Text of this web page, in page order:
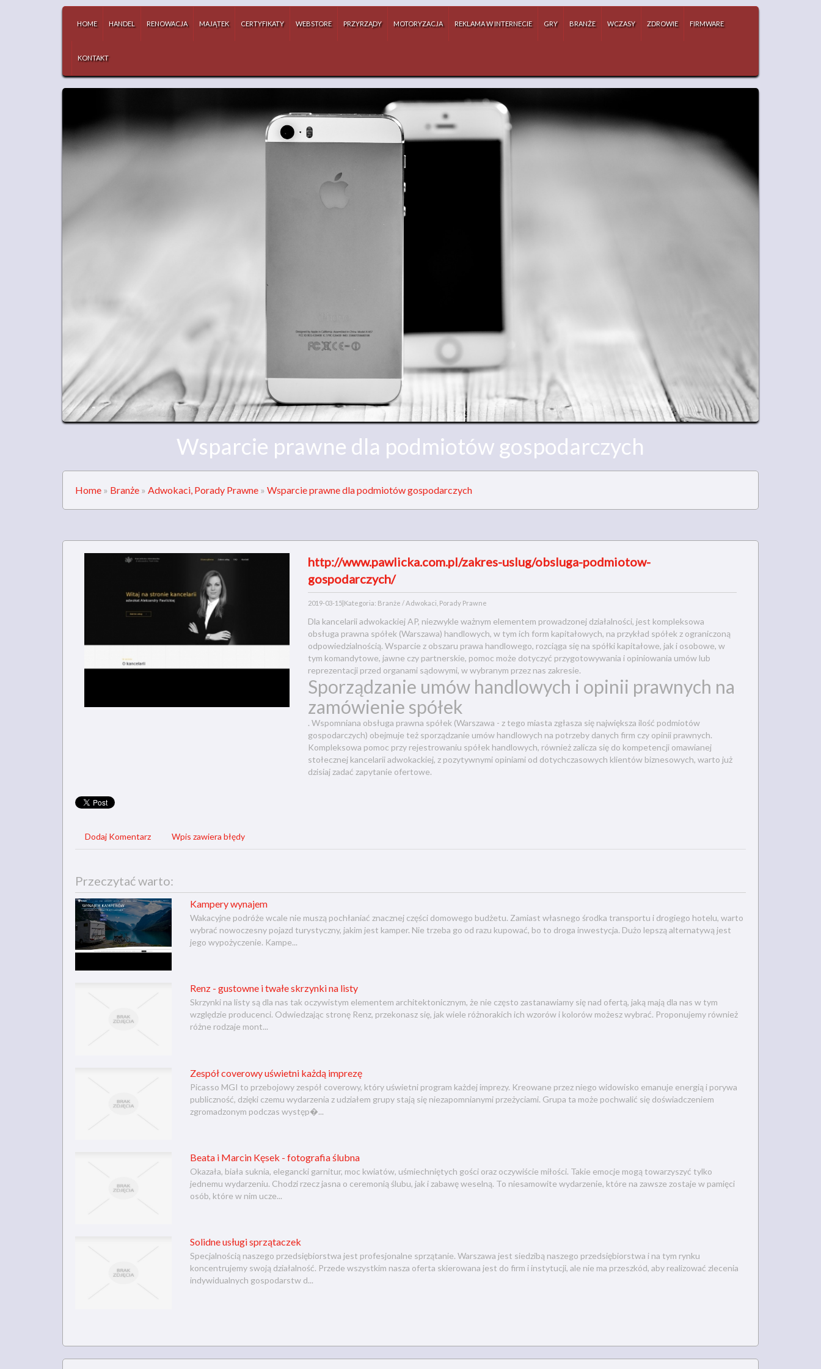
HOME HANDEL RENOWACJA MAJĄTEK CERTYFIKATY WEBSTORE PRZYRZĄDY MOTORYZACJA REKLAMA W INTERNECIE GRY BRANŻE WCZASY ZDROWIE FIRMWARE
KONTAKT
Wsparcie prawne dla podmiotów gospodarczych
Home » Branże » Adwokaci, Porady Prawne » Wsparcie prawne dla podmiotów gospodarczych
http://www.pawlicka.com.pl/zakres-uslug/obsluga-podmiotow-
gospodarczych/
2019-03-15|Kategoria: Branże / Adwokaci, Porady Prawne
Dla kancelarii adwokackiej AP, niezwykle ważnym elementem prowadzonej działalności, jest kompleksowa
obsługa prawna spółek (Warszawa) handlowych, w tym ich form kapitałowych, na przykład spółek z ograniczoną
odpowiedzialnością. Wsparcie z obszaru prawa handlowego, rozciąga się na spółki kapitałowe, jak i osobowe, w
tym komandytowe, jawne czy partnerskie, pomoc może dotyczyć przygotowywania i opiniowania umów lub
reprezentacji przed organami sądowymi, w wybranym przez nas zakresie.
Sporządzanie umów handlowych i opinii prawnych na
zamówienie spółek
. Wspomniana obsługa prawna spółek (Warszawa - z tego miasta zgłasza się największa ilość podmiotów
gospodarczych) obejmuje też sporządzanie umów handlowych na potrzeby danych firm czy opinii prawnych.
Kompleksowa pomoc przy rejestrowaniu spółek handlowych, również zalicza się do kompetencji omawianej
stołecznej kancelarii adwokackiej, z pozytywnymi opiniami od dotychczasowych klientów biznesowych, warto już
dzisiaj zadać zapytanie ofertowe.
Dodaj Komentarz Wpis zawiera błędy
Przeczytać warto:
Kampery wynajem
Wakacyjne podróże wcale nie muszą pochłaniać znacznej części domowego budżetu. Zamiast własnego środka transportu i drogiego hotelu, warto
wybrać nowoczesny pojazd turystyczny, jakim jest kamper. Nie trzeba go od razu kupować, bo to droga inwestycja. Dużo lepszą alternatywą jest
jego wypożyczenie. Kampe...
Renz - gustowne i twałe skrzynki na listy
Skrzynki na listy są dla nas tak oczywistym elementem architektonicznym, że nie często zastanawiamy się nad ofertą, jaką mają dla nas w tym
względzie producenci. Odwiedzając stronę Renz, przekonasz się, jak wiele różnorakich ich wzorów i kolorów możesz wybrać. Proponujemy również
różne rodzaje mont...
Zespół coverowy uświetni każdą imprezę
Picasso MGI to przebojowy zespół coverowy, który uświetni program każdej imprezy. Kreowane przez niego widowisko emanuje energią i porywa
publiczność, dzięki czemu wydarzenia z udziałem grupy stają się niezapomnianymi przeżyciami. Grupa ta może pochwalić się doświadczeniem
zgromadzonym podczas występ�...
Beata i Marcin Kęsek - fotografia ślubna
Okazała, biała suknia, elegancki garnitur, moc kwiatów, uśmiechniętych gości oraz oczywiście miłości. Takie emocje mogą towarzyszyć tylko
jednemu wydarzeniu. Chodzi rzecz jasna o ceremonią ślubu, jak i zabawę weselną. To niesamowite wydarzenie, które na zawsze zostaje w pamięci
osób, które w nim ucze...
Solidne usługi sprzątaczek
Specjalnością naszego przedsiębiorstwa jest profesjonalne sprzątanie. Warszawa jest siedzibą naszego przedsiębiorstwa i na tym rynku
koncentrujemy swoją działalność. Przede wszystkim nasza oferta skierowana jest do firm i instytucji, ale nie ma przeszkód, aby realizować zlecenia
indywidualnych gospodarstw d...